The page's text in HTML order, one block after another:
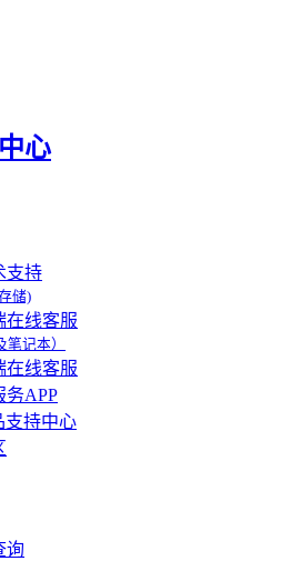
心
支持
储)
在线客服
笔记本）
在线客服
务APP
支持中心
询